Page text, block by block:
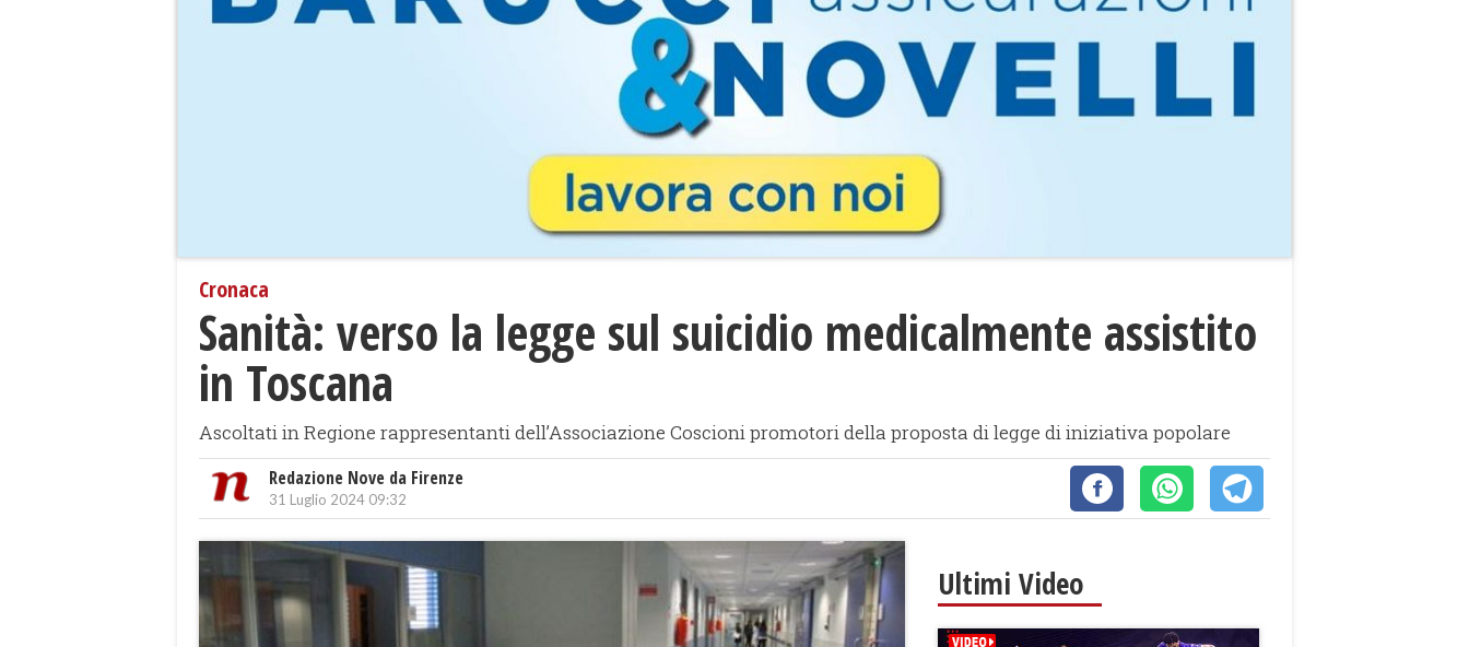
Cronaca
Sanità: verso la legge sul suicidio medicalmente assistito
in Toscana
Ascoltati in Regione rappresentanti dell’Associazione Coscioni promotori della proposta di legge di iniziativa popolare
Redazione Nove da Firenze
31 Luglio 2024 09:32
Ultimi Video